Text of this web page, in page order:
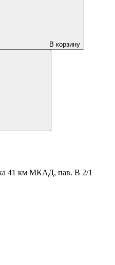
В корзину
41 км МКАД, пав. В 2/1